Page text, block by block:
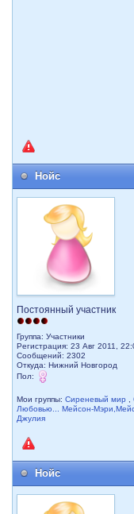
Нойс
Постоянный участник
Группа: Участники
Регистрация: 23 Авг 2011,
Сообщений: 2302
Откуда: Нижний Новгород
Пол:
Мои группы:Сиреневый мир ,
Любовью... Мейсон-
Джулия
Нойс